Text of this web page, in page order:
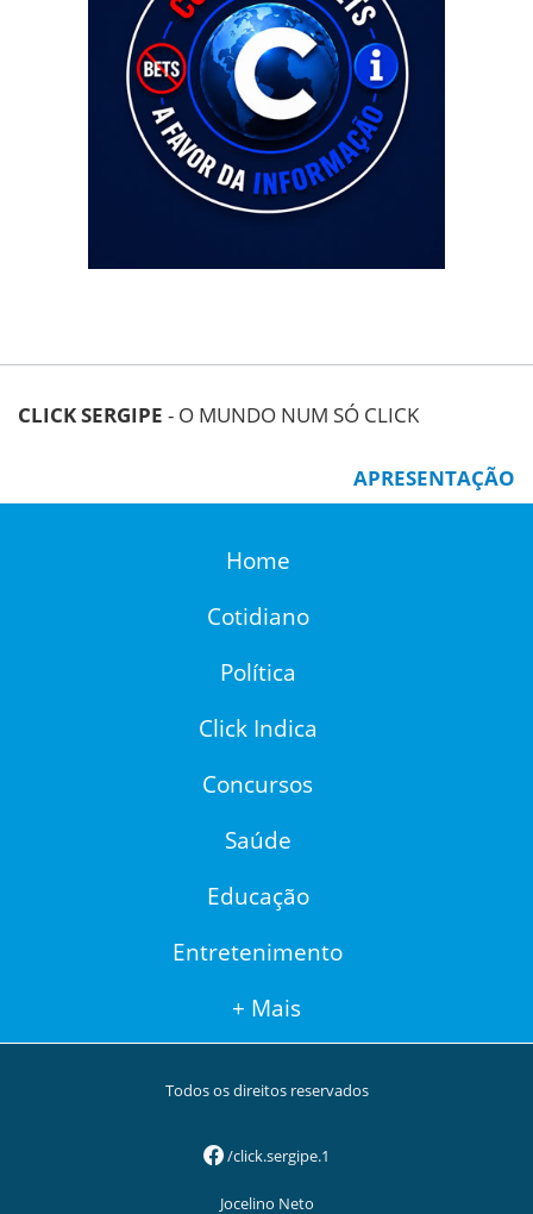
CLICK SERGIPE - O MUNDO NUM SÓ CLICK
APRESENTAÇÃO
Home
Cotidiano
Política
Click Indica
Concursos
Saúde
Educação
Entretenimento
+ Mais
Todos os direitos reservados
/click.sergipe.1
Jocelino Neto